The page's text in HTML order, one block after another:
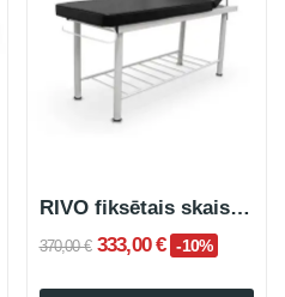
RIVO fiksētais skaistumkopšanas procedūru galds
370,00 € 333,00 € -10%